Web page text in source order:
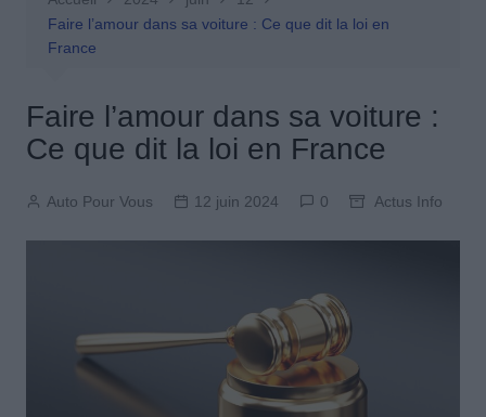
Faire l’amour dans sa voiture : Ce que dit la loi en
France
Faire l’amour dans sa voiture :
Ce que dit la loi en France
Auto Pour Vous 12 juin 2024 0 Actus Info